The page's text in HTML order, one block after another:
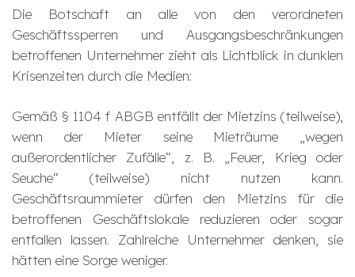
Die Botschaft an alle von den verordneten
Geschäftssperren und Ausgangsbeschränkungen
betroffenen Unternehmer zieht als Lichtblick in dunklen
Krisenzeiten durch die Medien:
Gemäß § 1104 f ABGB entfällt der Mietzins (teilweise),
wenn der Mieter seine Mieträume „wegen
außerordentlicher Zufälle“, z. B. „Feuer, Krieg oder
Seuche“ (teilweise) nicht nutzen kann.
Geschäftsraummieter dürfen den Mietzins für die
betroffenen Geschäftslokale reduzieren oder sogar
entfallen lassen. Zahlreiche Unternehmer denken, sie
hätten eine Sorge weniger.